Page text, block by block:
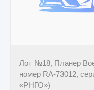
Лот №18, Планер
номер RA-73012,
«РНГО»)